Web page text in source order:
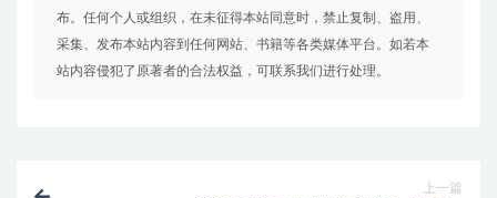
布。任何个人或组织，在未征得本站同意时，禁止复制、盗用、
采集、发布本站内容到任何网站、书籍等各类媒体平台。如若本
站内容侵犯了原著者的合法权益，可联系我们进行处理。
上一篇